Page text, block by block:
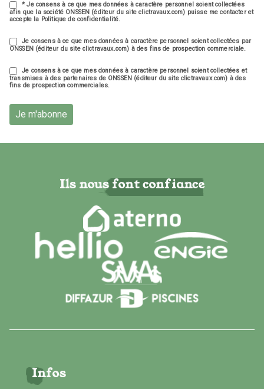
* Je consens à ce que mes données à caractère personnel soient collectées
afin que la société ONSSEN (éditeur du site clictravaux.com) puisse me contacter et
accepte la Politique de confidentialité.
Je consens à ce que mes données à caractère personnel soient collectées par
ONSSEN (éditeur du site clictravaux.com) à des fins de prospection commerciale.
Je consens à ce que mes données à caractère personnel soient collectées et
transmises à des partenaires de ONSSEN (éditeur du site clictravaux.com) à des
fins de prospection commerciales.
Je m'abonne
Ils nous font confiance
Infos